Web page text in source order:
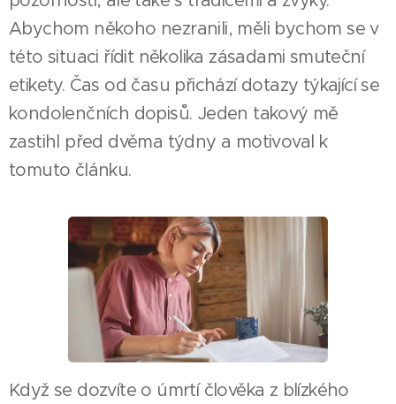
Abychom někoho nezranili, měli bychom se v
této situaci řídit několika zásadami smuteční
etikety. Čas od času přichází dotazy týkající se
kondolenčních dopisů. Jeden takový mě
zastihl před dvěma týdny a motivoval k
tomuto článku.
Když se dozvíte o úmrtí člověka z blízkého